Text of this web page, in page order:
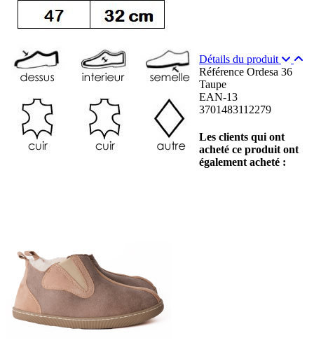
Détails du produit
Référence Ordesa 36
Taupe
EAN-13
3701483112279
Les clients qui ont
acheté ce produit ont
également acheté :